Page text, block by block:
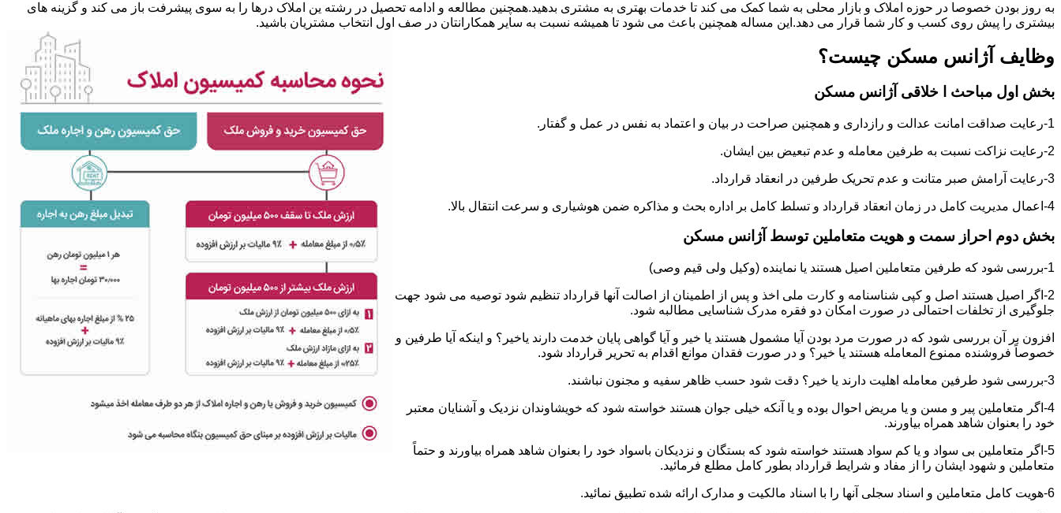
به روز بودن خصوصا در حوزه املاک و بازار محلی به شما کمک می کند تا خدمات بهتری به مشتری بدهید.همچنین مطالعه و ادامه تحصیل در رشته ین املاک درها را به سوی پیشرفت باز می کند و گزینه های
بیشتری را پیش روی کسب و کار شما قرار می دهد.این مساله همچنین باعث می شود تا همیشه نسبت به سایر همکارانتان در صف اول انتخاب مشتریان باشید.
وظایف آژانس مسکن چیست؟
بخش اول مباحث ا خلاقی آژانس مسکن
1-رعایت صداقت امانت عدالت و رازداری و همچنین صراحت در بیان و اعتماد به نفس در عمل و گفتار.
2-رعایت نزاکت نسبت به طرفین معامله و عدم تبعیض بین ایشان.
3-رعایت آرامش صبر متانت و عدم تحریک طرفین در انعقاد قرارداد.
4-اعمال مدیریت کامل در زمان انعقاد قرارداد و تسلط کامل بر اداره بحث و مذاکره ضمن هوشیاری و سرعت انتقال بالا.
بخش دوم احراز سمت و هویت متعاملین توسط آژانس مسکن
1-بررسی شود که طرفین متعاملین اصیل هستند یا نماینده (وکیل ولی قیم وصی)
2-اگر اصیل هستند اصل و کپی شناسنامه و کارت ملی اخذ و پس از اطمینان از اصالت آنها قرارداد تنظیم شود توصیه می شود جهت
جلوگیری از تخلفات احتمالی در صورت امکان دو فقره مدرک شناسایی مطالبه شود.
افزون بر آن بررسی شود که در صورت مرد بودن آیا مشمول هستند یا خیر و آیا گواهی پایان خدمت دارند یاخیر؟ و اینکه آیا طرفین و
خصوصاً فروشنده ممنوع المعامله هستند یا خیر؟ و در صورت فقدان موانع اقدام به تحریر قرارداد شود.
3-بررسی شود طرفین معامله اهلیت دارند یا خیر؟ دقت شود حسب ظاهر سفیه و مجنون نباشند.
4-اگر متعاملین پیر و مسن و یا مریض احوال بوده و یا آنکه خیلی جوان هستند خواسته شود که خویشاوندان نزدیک و آشنایان معتبر
خود را بعنوان شاهد همراه بیاورند.
5-اگر متعاملین بی سواد و یا کم سواد هستند خواسته شود که بستگان و نزدیکان باسواد خود را بعنوان شاهد همراه بیاورند و حتماً
متعاملین و شهود ایشان را از مفاد و شرایط قرارداد بطور کامل مطلع فرمائید.
6-هویت کامل متعاملین و اسناد سجلی آنها را با اسناد مالکیت و مدارک ارائه شده تطبیق نمائید.